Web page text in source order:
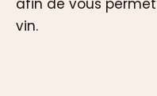
vin.